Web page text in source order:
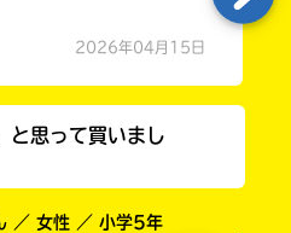
2026年04月15日
と思って買いまし
／ 女性 ／ 小学5年